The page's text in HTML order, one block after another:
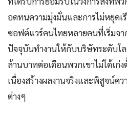
อดทนความมุ่งมั่นและการไม่หยุด
ซอฟต์แวร์คนไทยหลายคนที่เริ่มจา
ปัจจุบันทำงานให้กับบริษัทระดับโ
ล้านบาทต่อเดือนพวกเขาไม่ได้เก่
เนื่องสร้างผลงานจริงและพิสูจน์ค
ต่างๆ